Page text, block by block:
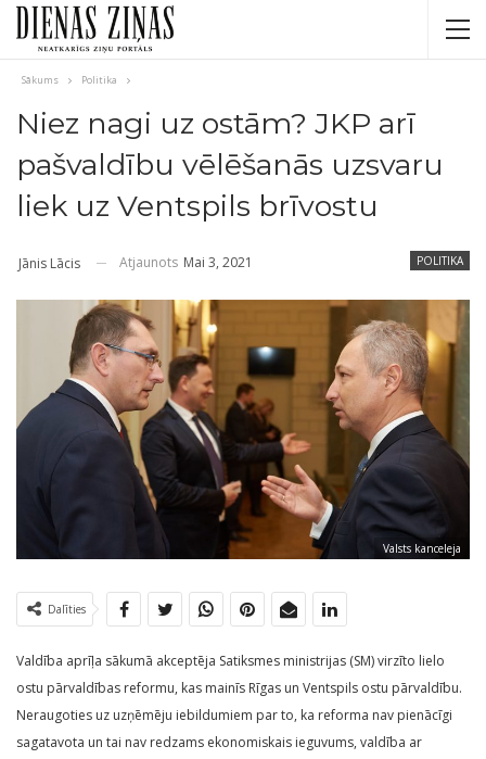
Sākums Politika
Niez nagi uz ostām? JKP arī
pašvaldību vēlēšanās uzsvaru
liek uz Ventspils brīvostu
POLITIKA
Jānis Lācis Atjaunots Mai 3, 2021
Valsts kanceleja
Dalīties
Valdība aprīļa sākumā akceptēja Satiksmes ministrijas (SM) virzīto lielo
ostu pārvaldības reformu, kas mainīs Rīgas un Ventspils ostu pārvaldību.
Neraugoties uz uzņēmēju iebildumiem par to, ka reforma nav pienācīgi
sagatavota un tai nav redzams ekonomiskais ieguvums, valdība ar